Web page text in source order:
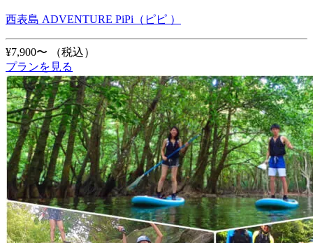
西表島 ADVENTURE PiPi（ピピ ）
¥7,900〜
（税込）
プランを見る